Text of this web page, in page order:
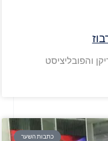
והפובליציסט
כתבות השער